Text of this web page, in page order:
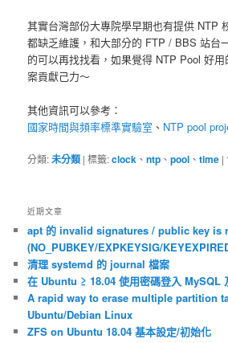
其實台灣部份大專院學早期也有提供 NTP
都缺乏維護，和大部分的 FTP / BBS 站台
的可以再找找看，如果覺得 NTP Pool 好
案貢獻己力～
其他資訊可以參考：
國家時間與頻率標準實驗室 、 NTP pool
分類:未分類 |標籤:clock 、ntp 、pool 、time |
近期文章
apt 的 invalid signatures / public key is
(NO_PUBKEY/EXPKEYSIG/
清理 systemd 的 journal 檔案
在 Ubuntu ≥ 18.04 使用密碼登入 MySQL
A rapid way to erase multiple partition
Ubuntu/Debian Linux
ZFS on Ubuntu 18.04 基本設定/初始化